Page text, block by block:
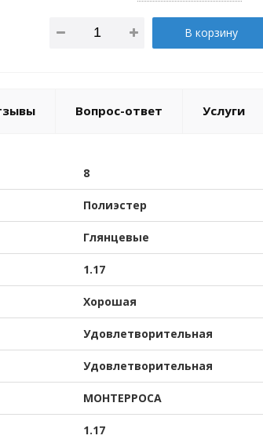
В корзину
Вопрос-ответ Услуги
8
Полиэстер
Глянцевые
1.17
Хорошая
Удовлетворительная
Удовлетворительная
МОНТЕРРОСА
1.17